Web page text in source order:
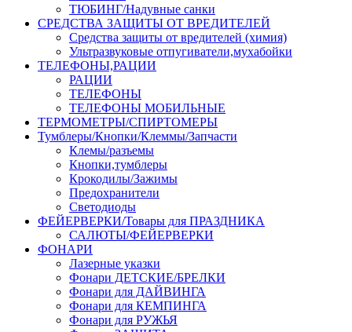
ТЮБИНГ/Надувные санки
СРЕДСТВА ЗАЩИТЫ ОТ ВРЕДИТЕЛЕЙ
Средства защиты от вредителей (химия)
Ультразвуковые отпугиватели,мухабойки
ТЕЛЕФОНЫ,РАЦИИ
РАЦИИ
ТЕЛЕФОНЫ
ТЕЛЕФОНЫ МОБИЛЬНЫЕ
ТЕРМОМЕТРЫ/СПИРТОМЕРЫ
Тумблеры/Кнопки/Клеммы/Запчасти
Клемы/разъемы
Кнопки,тумблеры
Крокодилы/Зажимы
Предохранители
Светодиоды
ФЕЙЕРВЕРКИ/Товары для ПРАЗДНИКА
САЛЮТЫ/ФЕЙЕРВЕРКИ
ФОНАРИ
Лазерные указки
Фонари ДЕТСКИЕ/БРЕЛКИ
Фонари для ДАЙВИНГА
Фонари для КЕМПИНГА
Фонари для РУЖЬЯ